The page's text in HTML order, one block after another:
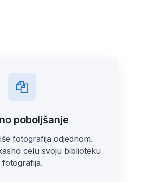
poboljšanje
fotografija odjednom.
celu svoju biblioteku
fotografija.